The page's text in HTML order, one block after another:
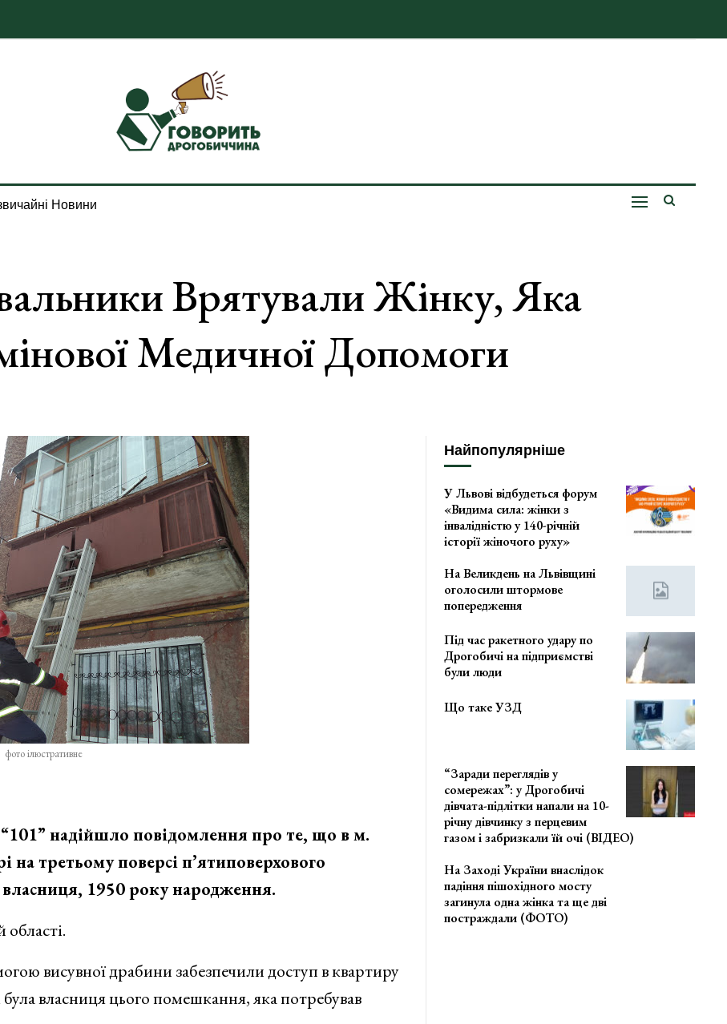
Новини
Врятували Жінку, Яка
Медичної Допомоги
фото ілюстративне
надійшло повідомлення про те, що в м.
на третьому поверсі п’ятиповерхового
1950 року народження.
висувної драбини забезпечили доступ в квартиру
власниця цього помешкання, яка потребував
Найпопулярніше
У Львові відбудеться форум
«Видима сила: жінки з
інвалідністю у 140-річній
історії жіночого руху»
На Великдень на Львівщині
оголосили штормове
попередження
Під час ракетного удару по
Дрогобичі на підприємстві
були люди
Що таке УЗД
“Заради переглядів у
сомережах”: у Дрогобичі
дівчата-підлітки напали на 10-
річну дівчинку з перцевим
газом і забризкали їй очі (ВІДЕО)
На Заході України внаслідок
падіння пішохідного мосту
загинула одна жінка та ще дві
постраждали (ФОТО)